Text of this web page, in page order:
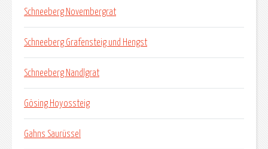
Schneeberg Novembergrat
Schneeberg Grafensteig und Hengst
Schneeberg Nandlgrat
Gösing Hoyossteig
Gahns Saurüssel